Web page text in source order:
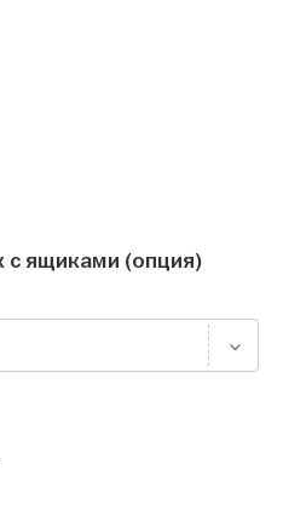
ящиками (опция)